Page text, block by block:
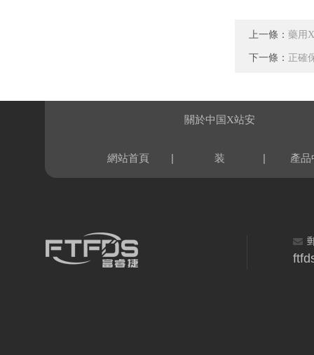
上一條： 藥用
下一條： 正確
網站首頁 |
關於中国X站安
装 | 產品